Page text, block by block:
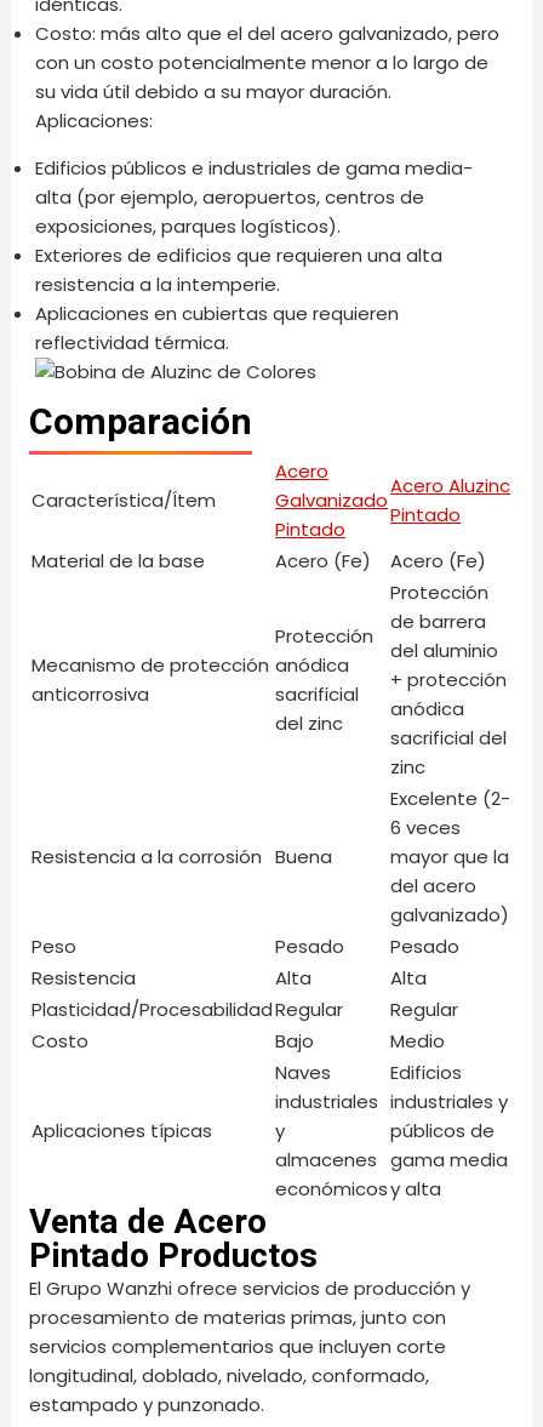
Costo: más alto que el del acero galvanizado, pero
con un costo potencialmente menor a lo largo de
su vida útil debido a su mayor duración.
Aplicaciones:
Edificios públicos e industriales de gama media-
alta (por ejemplo, aeropuertos, centros de
exposiciones, parques logísticos).
Exteriores de edificios que requieren una alta
resistencia a la intemperie.
Aplicaciones en cubiertas que requieren
reflectividad térmica.
Comparación
Característica/Ítem
Acero
Galvanizado
Pintado
Acero Aluzinc
Pintado
Material de la base
Acero (Fe) Acero (Fe)
Mecanismo de protección
anticorrosiva
Protección
anódica
sacrificial
del zinc
Protección
de barrera
del aluminio
+ protección
anódica
sacrificial del
zinc
Resistencia a la corrosión Buena
Excelente (2-
6 veces
mayor que la
del acero
galvanizado)
Peso
Pesado
Pesado
Resistencia
Alta
Alta
Plasticidad/ProcesabilidadRegular
Regular
Costo
Bajo Medio
Aplicaciones típicas
Naves
industriales
y
almacenes
económicos
Edificios
industriales y
públicos de
gama media
y alta
Venta de Acero
Pintado Productos
El Grupo Wanzhi ofrece servicios de producción y
procesamiento de materias primas, junto con
servicios complementarios que incluyen corte
longitudinal, doblado, nivelado, conformado,
estampado y punzonado.